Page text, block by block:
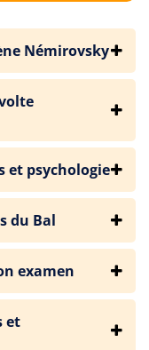
Némirovsky
et psychologie
du Bal
examen
et